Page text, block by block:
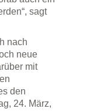
sagt
nach
neue
mit
den
24. März,